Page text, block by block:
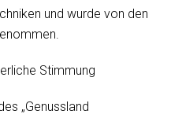
und wurde von den
Stimmung
„Genussland